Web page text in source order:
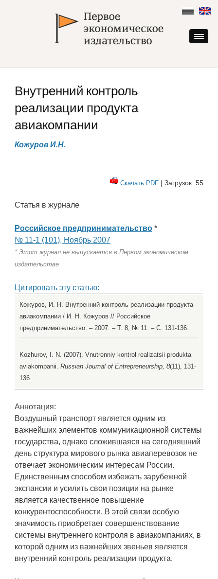
content
Внутренний контроль
реализации продукта
авиакомпании
Кожуров И.Н.
Скачать PDF | Загрузок: 55
Статья в журнале
Российское предпринимательство *
№ 11-1 (101), Ноябрь 2007
* Этот журнал не выпускается в Первом экономическом
издательстве
Цитировать эту статью:
Кожуров, И. Н. Внутренний контроль реализации продукта
авиакомпании / И. Н. Кожуров // Российское
предпринимательство. – 2007. – Т. 8, № 11. – С. 131-136.
Kozhurov, I. N. (2007). Vnutrenniy kontrol realizatsii produkta
aviakompanii. Russian Journal of Entrepreneurship, 8(11), 131-
136.
Аннотация:
Воздушный транспорт является одним из
важнейших элементов коммуникационной системы
государства, однако сложившаяся на сегодняшний
день структура мирового рынка авиаперевозок не
отвечает экономическим интересам России.
Единственным способом избежать зарубежной
экспансии и усилить свои позиции на рынке
является качественное повышение
конкурентоспособности. В этой связи особую
значимость приобретает совершенствование
системы внутреннего контроля в авиакомпаниях, в
которой одним из важнейших звеньев является
внутренний контроль реализации продукта.